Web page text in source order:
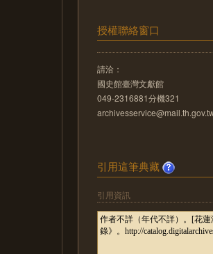
授權聯絡窗口
請洽：
國史館臺灣文獻館
049-2316881分機321
引用這筆典藏
引用資訊